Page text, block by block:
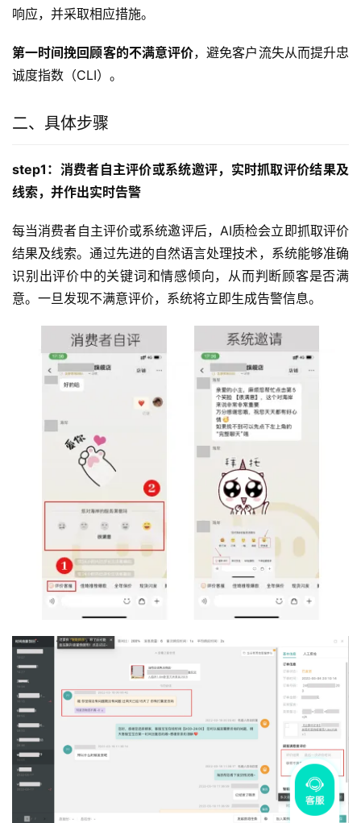
响应，并采取相应措施。
第一时间挽回顾客的不满意评价，避免客户流失从而提升忠
诚度指数（CLI）。
二、具体步骤
step1：消费者自主评价或系统邀评，实时抓取评价结果及
线索，并作出实时告警
每当消费者自主评价或系统邀评后，AI质检会立即抓取评价
结果及线索。通过先进的自然语言处理技术，系统能够准确
识别出评价中的关键词和情感倾向，从而判断顾客是否满
意。一旦发现不满意评价，系统将立即生成告警信息。